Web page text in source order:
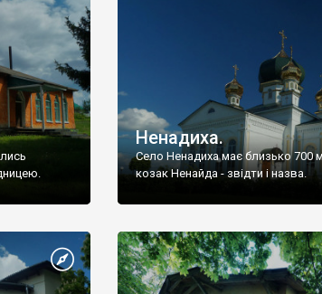
Ненадиха.
Село Ненадиха має близько 700
козак Ненайда - звідти і назва.